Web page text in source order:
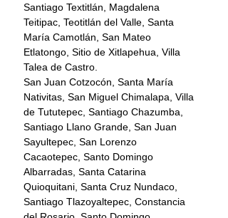
Santiago Textitlán, Magdalena
Teitipac, Teotitlán del Valle, Santa
María Camotlán, San Mateo
Etlatongo, Sitio de Xitlapehua, Villa
Talea de Castro.
San Juan Cotzocón, Santa María
Nativitas, San Miguel Chimalapa, Villa
de Tututepec, Santiago Chazumba,
Santiago Llano Grande, San Juan
Sayultepec, San Lorenzo
Cacaotepec, Santo Domingo
Albarradas, Santa Catarina
Quioquitani, Santa Cruz Nundaco,
Santiago Tlazoyaltepec, Constancia